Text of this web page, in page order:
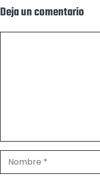
Deja un comentario
Nombre